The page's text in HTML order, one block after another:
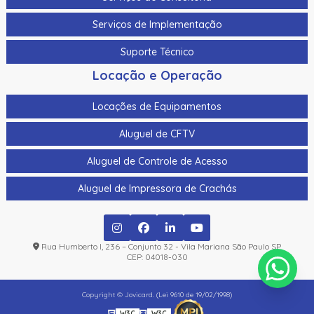
Serviços de Implementação
Suporte Técnico
Locação e Operação
Locações de Equipamentos
Aluguel de CFTV
Aluguel de Controle de Acesso
Aluguel de Impressora de Crachás
Rua Humberto I, 236 – Conjunto 32 - Vila Mariana São Paulo SP
CEP: 04018-030
Copyright © Jovicard. (Lei 9610 de 19/02/1998)